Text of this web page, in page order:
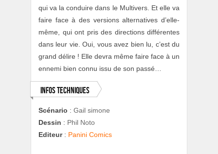
qui va la conduire dans le Multivers. Et elle va
faire face à des versions alternatives d’elle-
même, qui ont pris des directions différentes
dans leur vie. Oui, vous avez bien lu, c’est du
grand délire ! Elle devra même faire face à un
ennemi bien connu issu de son passé…
Infos techniques
Scénario : Gail simone
Dessin : Phil Noto
Editeur: Panini Comics